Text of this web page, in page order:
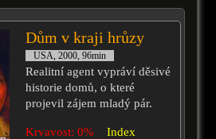
Dům v kraji hrůzy
USA, 2000, 96min
Realitní agent vypráví děsivé
historie domů, o které
projevil zájem mladý pár.
Krvavost: 0%
Index